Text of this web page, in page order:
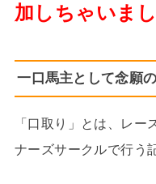
加しちゃいまし
一口馬主として念願
「口取り」とは、レー
ナーズサークルで行う